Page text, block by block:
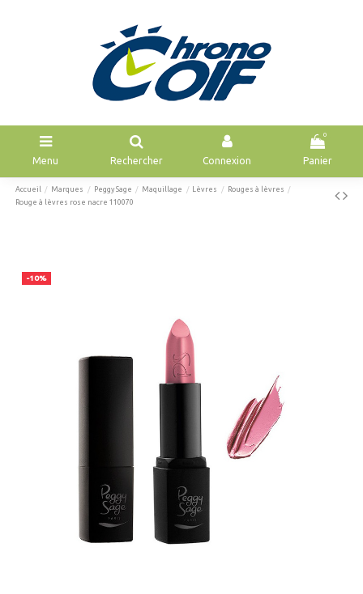
Menu Rechercher Connexion
0
Panier
Accueil Marques Peggy Sage Maquillage Lèvres
Rouges à lèvres
Rouge à lèvres rose nacre 110070
-10%